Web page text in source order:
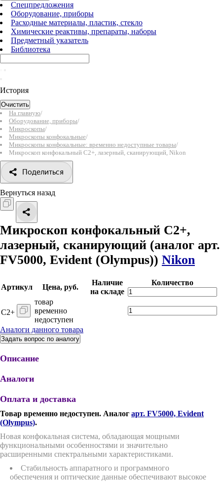
Спецпредложения
Оборудование, приборы
Расходные материалы, пластик, стекло
Химические реактивы, препараты, наборы
Предметный указатель
Библиотека
История
Очистить
На главную/
Оборудование, приборы/
Микроскопы/
Микроскопы конфокальные/
Микроскопы конфокальные: временно недоступные товары/
Микроскоп конфокальный C2+, лазерный, сканирующий, Nikon
Поделиться
Вернуться назад
Микроскоп конфокальный C2+,
лазерный, сканирующий (аналог арт.
FV5000, Evident (Olympus)) Nikon
Артикул Цена, руб.
Наличие
на складе
Количество
C2+
товар
временно
недоступен
Аналоги данного товара
Задать вопрос по аналогу
Описание
Аналоги
Оплата и доставка
Товар временно недоступен. Аналог арт. FV5000, Evident
(Olympus).
Новая конфокальная система, обладающая мощными
функциональными особенностями и значительно
расширенными спектральными характеристиками.
Стабильность аппаратного и программного
обеспечения и оптические данные обеспечивают высокое